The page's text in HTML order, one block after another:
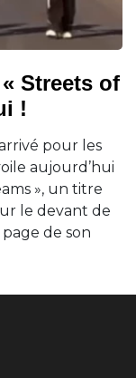
Streets of
!
pour les
aujourd’hui
», un titre
le devant de
de son